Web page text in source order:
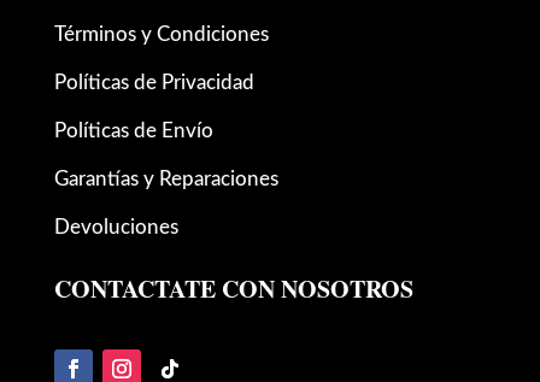
Términos y Condiciones
Políticas de Privacidad
Políticas de Envío
Garantías y Reparaciones
Devoluciones
CONTACTATE CON NOSOTROS